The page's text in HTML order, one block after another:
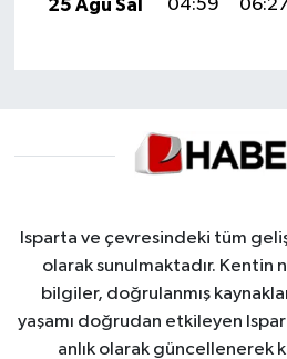
25 Ağu Sal
04:59
Isparta ve çevresindeki tüm
olarak sunulmaktadır. Kentin
bilgiler, doğrulanmış
yaşamı doğrudan etkileyen
anlık olarak güncellenerek